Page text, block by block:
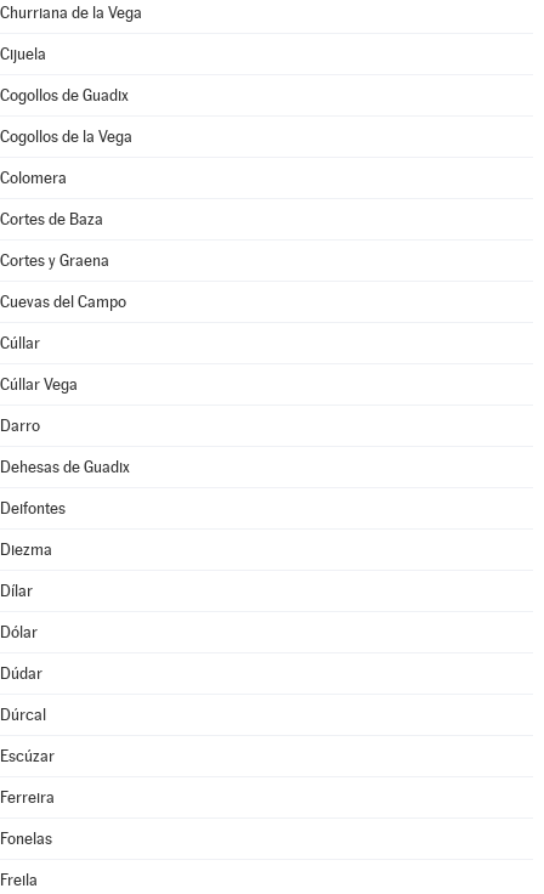
Churriana de la Vega
Cijuela
Cogollos de Guadix
Cogollos de la Vega
Colomera
Cortes de Baza
Cortes y Graena
Cuevas del Campo
Cúllar
Cúllar Vega
Darro
Dehesas de Guadix
Deifontes
Diezma
Dílar
Dólar
Dúdar
Dúrcal
Escúzar
Ferreira
Fonelas
Freila